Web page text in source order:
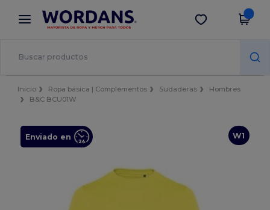
× App de Wordans
¡Mejores precios en app!
Descargar app
Inicio Ropa básica | Complementos Sudaderas
Hombres
B&C BCU01W
W1
Enviado en